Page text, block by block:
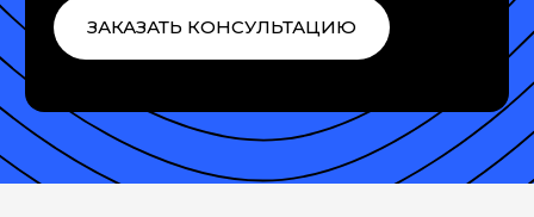
ЗАКАЗАТЬ КОНСУЛЬТАЦИЮ